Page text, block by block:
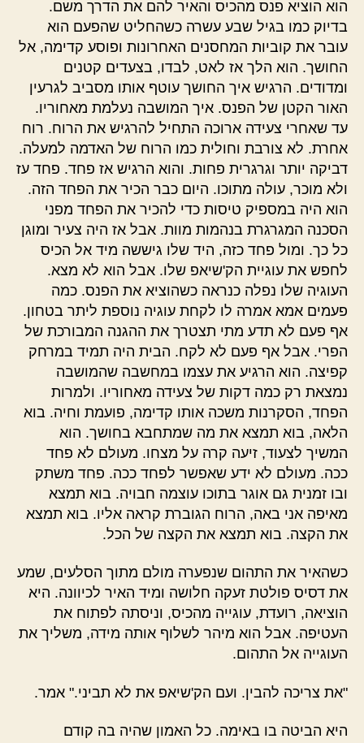
הוא הוציא פנס מהכיס והאיר להם את הדרך משם.
בדיוק כמו בגיל שבע עשרה כשהחליט שהפעם הוא
עובר את קוביות המחסנים האחרונות ופוסע קדימה, אל
החושך. הוא הלך אז לאט, לבדו, בצעדים קטנים
ומדודים. הרגיש איך החושך עוטף אותו מסביב לגרעין
האור הקטן של הפנס. איך המושבה נעלמת מאחוריו.
עד שאחרי צעידה ארוכה התחיל להרגיש את הרוח. רוח
אחרת. לא צורבת וחולית כמו הרוח של האדמה למעלה.
דביקה יותר וגרגרית פחות. והוא הרגיש אז פחד. פחד עז
ולא מוכר, עולה מתוכו. היום כבר הכיר את הפחד הזה.
הוא היה במספיק טיסות כדי להכיר את הפחד מפני
הסכנה המגרגרת בנהמות מוות. אבל אז היה צעיר ומוגן
כל כך. ומול פחד כזה, היד שלו גיששה מיד אל הכיס
לחפש את עוגיית הק'שיאפ שלו. אבל הוא לא מצא.
העוגיה שלו נפלה כנראה כשהוציא את הפנס. כמה
פעמים אמא אמרה לו לקחת עוגיה נוספת ליתר בטחון.
אף פעם לא תדע מתי תצטרך את ההגנה המבורכת של
הפרי. אבל אף פעם לא לקח. הבית היה תמיד במרחק
קפיצה. הוא הרגיע את עצמו במחשבה שהמושבה
נמצאת רק כמה דקות של צעידה מאחוריו. ולמרות
הפחד, הסקרנות משכה אותו קדימה, פועמת וחיה. בוא
הלאה, בוא תמצא את מה שמתחבא בחושך. הוא
המשיך לצעוד, זיעה קרה על מצחו. מעולם לא פחד
ככה. מעולם לא ידע שאפשר לפחד ככה. פחד משתק
ובו זמנית גם אוגר בתוכו עוצמה חבויה. בוא תמצא
מאיפה אני באה, הרוח הגוברת קראה אליו. בוא תמצא
את הקצה. בוא תמצא את הקצה של הכל.
כשהאיר את התהום שנפערה מולם מתוך הסלעים, שמע
את דסיס פולטת זעקה חלושה ומיד האיר לכיוונה. היא
הוציאה, רועדת, עוגייה מהכיס, וניסתה לפתוח את
העטיפה. אבל הוא מיהר לשלוף אותה מידה, משליך את
העוגייה אל התהום.
"את צריכה להבין. ועם הק'שיאפ את לא תביני." אמר.
היא הביטה בו באימה. כל האמון שהיה בה קודם